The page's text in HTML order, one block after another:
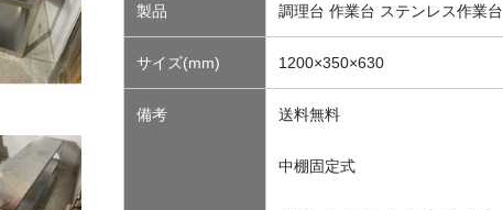
製品 調理台 作業台 ステンレス作業台
サイズ(mm) 1200×350×630
備考 送料無料
中棚固定式